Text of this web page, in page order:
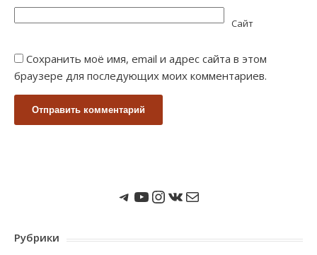
Сайт
Сохранить моё имя, email и адрес сайта в этом
браузере для последующих моих комментариев.
Мы в Telegram
Мы на Youtube
Instagram
ВКонтакте
Почта
Рубрики